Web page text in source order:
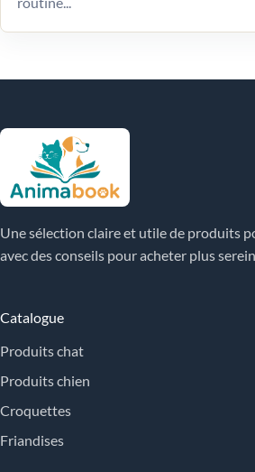
Une sélection claire et utile de produits
avec des conseils pour acheter plus
Catalogue
Produits chat
Produits chien
Croquettes
Friandises